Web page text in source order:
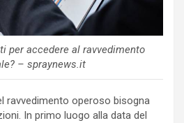
per accedere al ravvedimento
– spraynews.it
ravvedimento operoso bisogna
In primo luogo alla data del